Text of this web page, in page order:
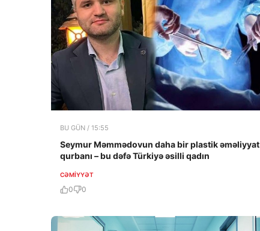
BU GÜN / 15:55
Seymur Məmmədovun daha bir plastik əməliyyat
qurbanı – bu dəfə Türkiyə əsilli qadın
CƏMIYYƏT
0 0